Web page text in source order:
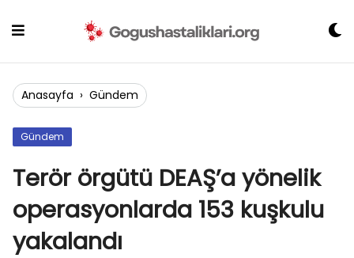
Anasayfa › Gündem
Gündem
Terör örgütü DEAŞ’a yönelik
operasyonlarda 153 kuşkulu
yakalandı